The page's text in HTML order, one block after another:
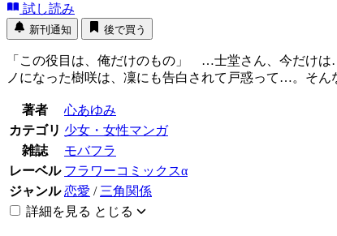
試し読み
新刊通知 後で買う
「この役目は、俺だけのもの」 …士堂さん、今だけ
ノになった樹咲は、凜にも告白されて戸惑って…。そ
著者
心あゆみ
カテゴリ 少女・女性マンガ
雑誌
モバフラ
レーベル フラワーコミックスα
ジャンル 恋愛 / 三角関係
詳細を見る とじる